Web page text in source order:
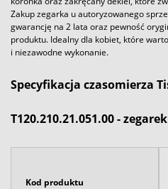
Zakup zegarka u autoryzowanego
gwarancję na 2 lata oraz pewność
produktu. Idealny dla kobiet, które
i niezawodne wykonanie.
Specyfikacja czasomierza
T120.210.21.051.00 -
Kod produktu